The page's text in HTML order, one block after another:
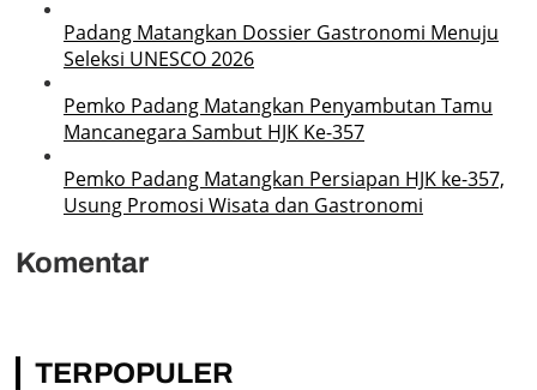
Padang Matangkan Dossier Gastronomi Menuju
Seleksi UNESCO 2026
Pemko Padang Matangkan Penyambutan Tamu
Mancanegara Sambut HJK Ke-357
Pemko Padang Matangkan Persiapan HJK ke-357,
Usung Promosi Wisata dan Gastronomi
Komentar
TERPOPULER